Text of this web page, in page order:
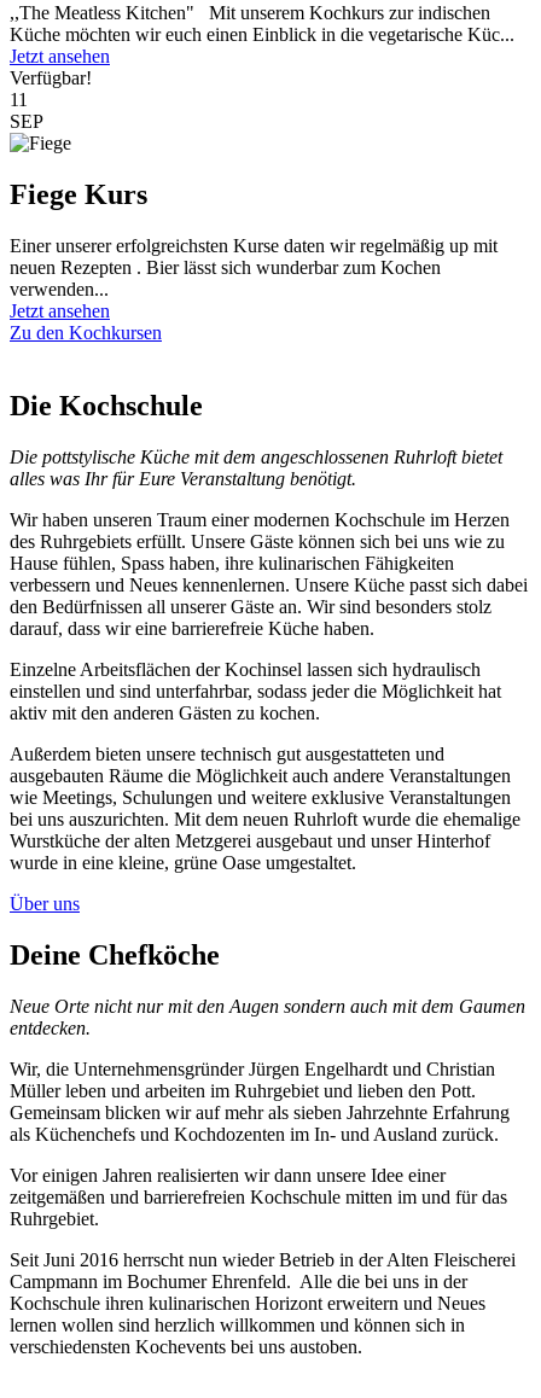
,,The Meatless Kitchen" Mit unserem Kochkurs zur indischen
Küche möchten wir euch einen Einblick in die vegetarische Küc...
Jetzt ansehen
Verfügbar!
11
SEP
Fiege Kurs
Einer unserer erfolgreichsten Kurse daten wir regelmäßig up mit
neuen Rezepten . Bier lässt sich wunderbar zum Kochen
verwenden...
Jetzt ansehen
Zu den Kochkursen
Die Kochschule
Die pottstylische Küche mit dem angeschlossenen Ruhrloft bietet
alles was Ihr für Eure Veranstaltung benötigt.
Wir haben unseren Traum einer modernen Kochschule im Herzen
des Ruhrgebiets erfüllt. Unsere Gäste können sich bei uns wie zu
Hause fühlen, Spass haben, ihre kulinarischen Fähigkeiten
verbessern und Neues kennenlernen. Unsere Küche passt sich dabei
den Bedürfnissen all unserer Gäste an. Wir sind besonders stolz
darauf, dass wir eine barrierefreie Küche haben.
Einzelne Arbeitsflächen der Kochinsel lassen sich hydraulisch
einstellen und sind unterfahrbar, sodass jeder die Möglichkeit hat
aktiv mit den anderen Gästen zu kochen.
Außerdem bieten unsere technisch gut ausgestatteten und
ausgebauten Räume die Möglichkeit auch andere Veranstaltungen
wie Meetings, Schulungen und weitere exklusive Veranstaltungen
bei uns auszurichten. Mit dem neuen Ruhrloft wurde die ehemalige
Wurstküche der alten Metzgerei ausgebaut und unser Hinterhof
wurde in eine kleine, grüne Oase umgestaltet.
Über uns
Deine Chefköche
Neue Orte nicht nur mit den Augen sondern auch mit dem Gaumen
entdecken.
Wir, die Unternehmensgründer Jürgen Engelhardt und Christian
Müller leben und arbeiten im Ruhrgebiet und lieben den Pott.
Gemeinsam blicken wir auf mehr als sieben Jahrzehnte Erfahrung
als Küchenchefs und Kochdozenten im In- und Ausland zurück.
Vor einigen Jahren realisierten wir dann unsere Idee einer
zeitgemäßen und barrierefreien Kochschule mitten im und für das
Ruhrgebiet.
Seit Juni 2016 herrscht nun wieder Betrieb in der Alten Fleischerei
Campmann im Bochumer Ehrenfeld. Alle die bei uns in der
Kochschule ihren kulinarischen Horizont erweitern und Neues
lernen wollen sind herzlich willkommen und können sich in
verschiedensten Kochevents bei uns austoben.